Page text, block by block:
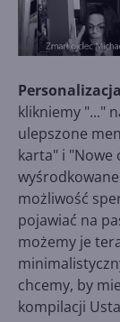
klikniemy "..."
ulepszone
karta" i "Nowe
możliwość
pojawiać na
możemy je
chcemy, by
kompilacji